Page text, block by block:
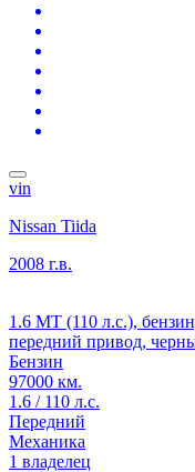
vin
Nissan Tiida
2008 г.в.
1.6 MT (110 л.с.),
передний привод,
Бензин
97000 км.
1.6 / 110 л.с.
Передний
Механика
1 владелец